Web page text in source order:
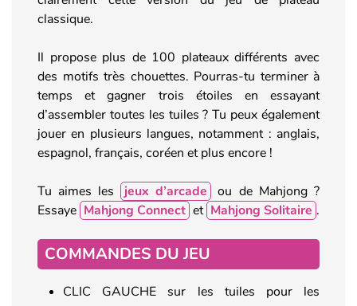
classique.
Il propose plus de 100 plateaux différents avec
des motifs très chouettes. Pourras-tu terminer à
temps et gagner trois étoiles en essayant
d’assembler toutes les tuiles ? Tu peux également
jouer en plusieurs langues, notamment : anglais,
espagnol, français, coréen et plus encore !
Tu aimes les jeux d’arcade
ou de Mahjong ?
Essaye Mahjong Connect et Mahjong Solitaire .
COMMANDES DU JEU
CLIC GAUCHE sur les tuiles pour les